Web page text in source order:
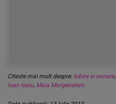
Citeste mai mult despre: Iubire si onoare,
Ioan Isaiu, Maia Morgenstern